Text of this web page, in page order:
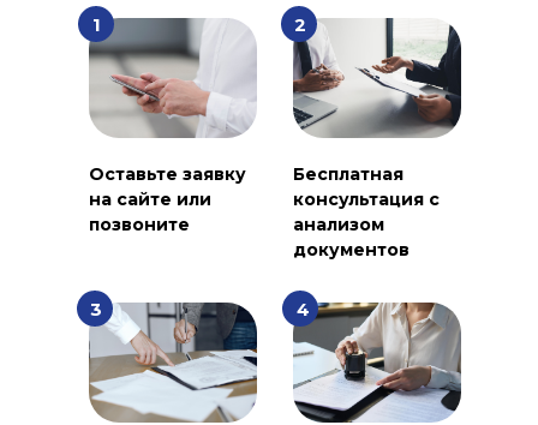
Оставьте заявку
на сайте или
позвоните
Бесплатная
консультация с
анализом
документов
1 2
3 4